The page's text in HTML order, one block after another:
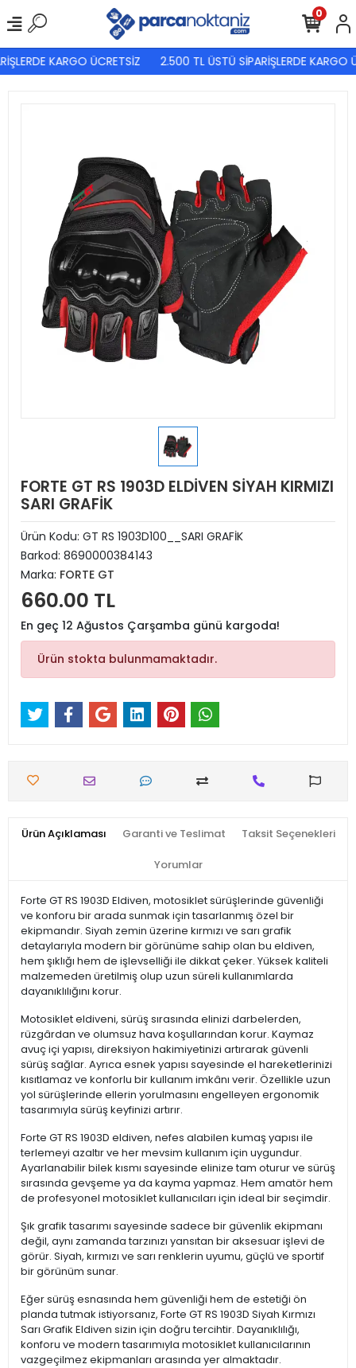
KARGO ÜCRETSİZ 2.500 TL ÜSTÜ SİPARİŞLERDE KARGO
0
FORTE GT RS 1903D ELDİVEN SİYAH KIRMIZI
SARI GRAFİK
Ürün Kodu: GT RS 1903D100__SARI GRAFİK
Barkod: 8690000384143
Marka: FORTE GT
660.00 TL
En geç 12 Ağustos Çarşamba günü kargoda!
Ürün stokta bulunmamaktadır.
Ürün Açıklaması Garanti ve Teslimat Taksit Seçenekleri
Yorumlar
Forte GT RS 1903D Eldiven, motosiklet sürüşlerinde güvenliği
ve konforu bir arada sunmak için tasarlanmış özel bir
ekipmandır. Siyah zemin üzerine kırmızı ve sarı grafik
detaylarıyla modern bir görünüme sahip olan bu eldiven,
hem şıklığı hem de işlevselliği ile dikkat çeker. Yüksek kaliteli
malzemeden üretilmiş olup uzun süreli kullanımlarda
dayanıklılığını korur.
Motosiklet eldiveni, sürüş sırasında elinizi darbelerden,
rüzgârdan ve olumsuz hava koşullarından korur. Kaymaz
avuç içi yapısı, direksiyon hakimiyetinizi artırarak güvenli
sürüş sağlar. Ayrıca esnek yapısı sayesinde el hareketlerinizi
kısıtlamaz ve konforlu bir kullanım imkânı verir. Özellikle uzun
yol sürüşlerinde ellerin yorulmasını engelleyen ergonomik
tasarımıyla sürüş keyfinizi artırır.
Forte GT RS 1903D eldiven, nefes alabilen kumaş yapısı ile
terlemeyi azaltır ve her mevsim kullanım için uygundur.
Ayarlanabilir bilek kısmı sayesinde elinize tam oturur ve sürüş
sırasında gevşeme ya da kayma yapmaz. Hem amatör hem
de profesyonel motosiklet kullanıcıları için ideal bir seçimdir.
Şık grafik tasarımı sayesinde sadece bir güvenlik ekipmanı
değil, aynı zamanda tarzınızı yansıtan bir aksesuar işlevi de
görür. Siyah, kırmızı ve sarı renklerin uyumu, güçlü ve sportif
bir görünüm sunar.
Eğer sürüş esnasında hem güvenliği hem de estetiği ön
planda tutmak istiyorsanız, Forte GT RS 1903D Siyah Kırmızı
Sarı Grafik Eldiven sizin için doğru tercihtir. Dayanıklılığı,
konforu ve modern tasarımıyla motosiklet kullanıcılarının
vazgeçilmez ekipmanları arasında yer almaktadır.